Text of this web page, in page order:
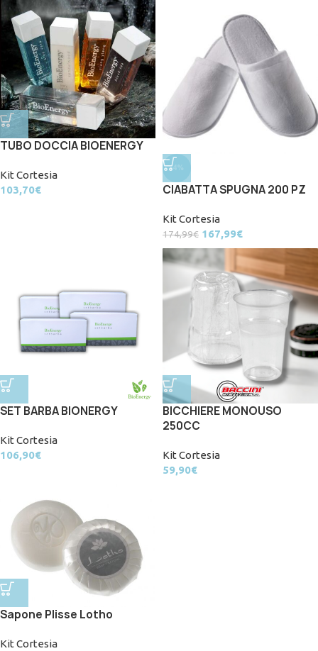
TUBO DOCCIA BIOENERGY
Kit Cortesia
103,70€
-4%
CIABATTA SPUGNA 200 PZ
Kit Cortesia
174,99€ 167,99€
SET BARBA BIONERGY
Kit Cortesia
106,90€
BICCHIERE MONOUSO
250CC
Kit Cortesia
59,90€
Sapone Plisse Lotho
Kit Cortesia